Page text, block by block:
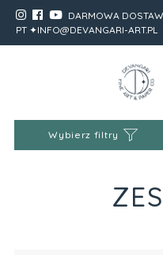
DARMOWA
PT ✦INFO@DEVANGARI-ART.PL
Wybierz filtry